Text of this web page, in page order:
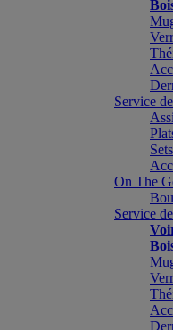
Service
On The
Service